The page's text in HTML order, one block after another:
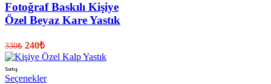
Fotoğraf Baskılı Kişiye
Özel Beyaz Kare Yastık
330₺ 240₺
Satış
Seçenekler